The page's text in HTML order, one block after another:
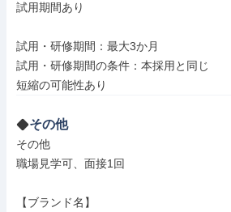
試用期間あり
試用・研修期間：最大3か月
試用・研修期間の条件：本採用と同じ
その他
その他
職場見学可、面接1回
【ブランド名】